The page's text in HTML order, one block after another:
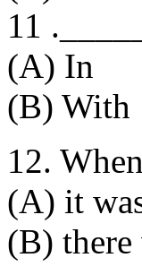
11
(A)
(B)
12.
(A)
(B)